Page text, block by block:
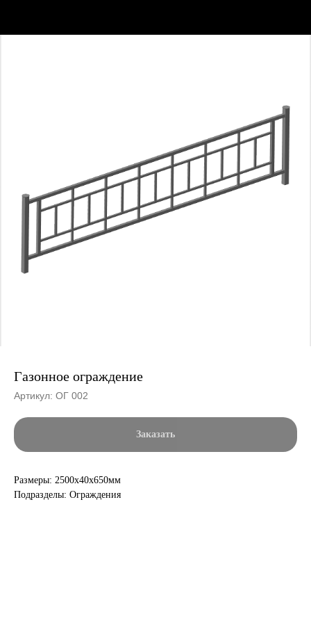
Газонное ограждение
Артикул: ОГ 002
Заказать
Размеры: 2500х40х650мм
Подразделы: Ограждения